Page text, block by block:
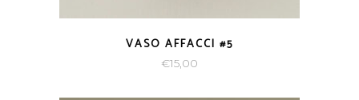
VASO AFFACCI #5
€15,00